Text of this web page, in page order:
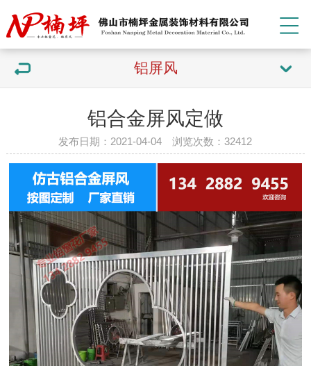
铝屏风
铝合金屏风定做
发布日期：2021-04-04 浏览次数：32412